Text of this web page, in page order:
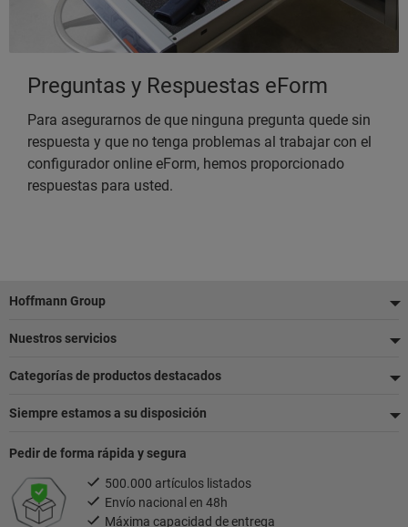
Preguntas y Respuestas eForm
Para asegurarnos de que ninguna pregunta quede sin
respuesta y que no tenga problemas al trabajar con el
configurador online eForm, hemos proporcionado
respuestas para usted.
Pie
de
página
Hoffmann Group
Nuestros servicios
Categorías de productos destacados
Siempre estamos a su disposición
Pedir de forma rápida y segura
500.000 artículos listados
Envío nacional en 48h
Máxima capacidad de entrega